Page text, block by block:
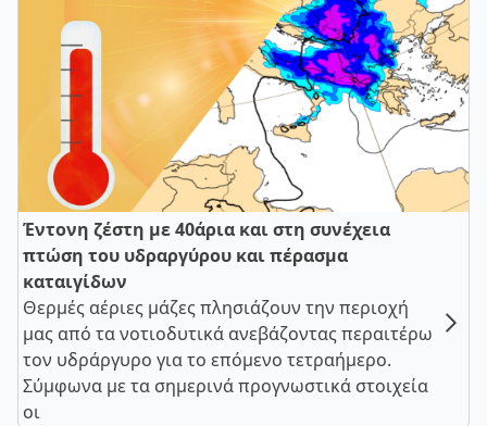
Έντονη ζέστη με 40άρια και στη συνέχεια
πτώση του υδραργύρου και πέρασμα
καταιγίδων
Θερμές αέριες μάζες πλησιάζουν την περιοχή
μας από τα νοτιοδυτικά ανεβάζοντας περαιτέρω
τον υδράργυρο για το επόμενο τετραήμερο.
Σύμφωνα με τα σημερινά προγνωστικά στοιχεία
οι